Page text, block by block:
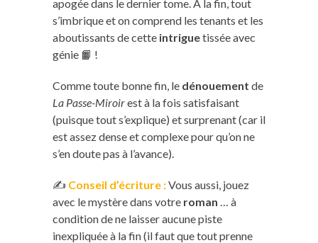
apogée dans le dernier tome. À la fin, tout
s’imbrique et on comprend les tenants et les
aboutissants de cette intriguetissée avec
génie 📙 !
Comme toute bonne fin, le dénouement de
La Passe-Miroirest à la fois satisfaisant
(puisque tout s’explique) et surprenant (car il
est assez dense et complexe pour qu’on ne
s’en doute pas à l’avance).
✍️ Conseil d’écriture :Vous aussi, jouez
avec le mystère dans votre roman
… à
condition de ne laisser aucune piste
inexpliquée à la fin (il faut que tout prenne